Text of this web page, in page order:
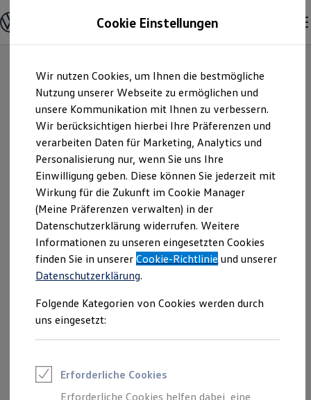
Hauptinhalt
springen
Footer
springen
Modelle & Konfigurator
Nutzfahrzeugkategorien entdecken
Modelle konfigurieren
Vorgängermodelle und Oldtimer
Vorgängermodelle
Oldtimer
Bulli Historie
Branchenlösungen & Gewerbekunden
Umbaulösungen und Hersteller finden
Auf- und Umbauten entdecken & konfigurieren
Groß- und Sonderkunden
Großkunden
Kommunen & Behörden
Journalisten
Sportvereine
Branchenlösungen
Bau & Handwerk
Gewerbliche Personenbeförderung
Service & mobile Werkstätten
Kurier, Logistik & Handel
Feuerwehr
Rettungsdienste
ONE Business ID Vorteile
Fahrzeugsuche & Marktplatz
Digitaler Marktplatz
Kauf & Finanzierung
Autohaus Hans
Maier GmbH |
Impressum &
Rechtliches
Hier finden Sie Informationen über die
Autohaus Hans Maier GmbH als
verantwortliche Anbieterin von Inhalten
und Angeboten, die auf dieser Webseite
Cookie Einstellungen
Wir nutzen Cookies, um Ihnen die bestmögliche
Nutzung unserer Webseite zu ermöglichen und
unsere Kommunikation mit Ihnen zu verbessern.
Wir berücksichtigen hierbei Ihre Präferenzen und
verarbeiten Daten für Marketing, Analytics und
Personalisierung nur, wenn Sie uns Ihre
Einwilligung geben. Diese können Sie jederzeit mit
Wirkung für die Zukunft im Cookie Manager
(Meine Präferenzen verwalten) in der
Datenschutzerklärung widerrufen. Weitere
Informationen zu unseren eingesetzten Cookies
finden Sie in unsererCookie-Richtlinie und unserer
Datenschutzerklärung.
Folgende Kategorien von Cookies werden durch
uns eingesetzt:
Erforderliche Cookies
Erforderliche Cookies helfen dabei, eine